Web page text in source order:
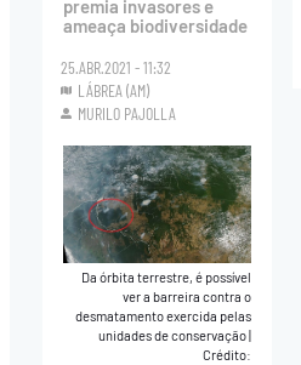
premia invasores e
ameaça biodiversidade
25.ABR.2021 - 11:32
LÁBREA (AM)
MURILO PAJOLLA
Da órbita terrestre, é possível
ver a barreira contra o
desmatamento exercida pelas
unidades de conservação
Crédito: